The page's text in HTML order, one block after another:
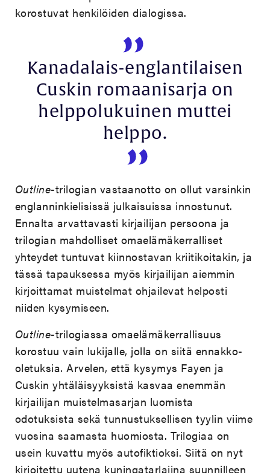
korostuvat henkilöiden dialogissa.
Kanadalais-englantilaisen
Cuskin romaanisarja on
helppolukuinen muttei
helppo.
Outline-trilogian vastaanotto on ollut varsinkin
englanninkielisissä julkaisuissa innostunut.
Ennalta arvattavasti kirjailijan persoona ja
trilogian mahdolliset omaelämäkerralliset
yhteydet tuntuvat kiinnostavan kriitikoitakin, ja
tässä tapauksessa myös kirjailijan aiemmin
kirjoittamat muistelmat ohjailevat helposti
niiden kysymiseen.
Outline-trilogiassa omaelämäkerrallisuus
korostuu vain lukijalle, jolla on siitä ennakko-
oletuksia. Arvelen, että kysymys Fayen ja
Cuskin yhtäläisyyksistä kasvaa enemmän
kirjailijan muistelmasarjan luomista
odotuksista sekä tunnustuksellisen tyylin viime
vuosina saamasta huomiosta. Trilogiaa on
usein kuvattu myös autofiktioksi. Siitä on nyt
kirjoitettu uutena kuningatarlajina suunnilleen